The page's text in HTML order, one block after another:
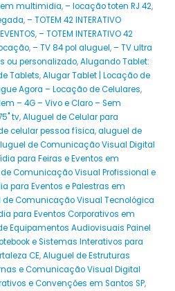
multimidia,– locação toten RJ 42,
,– TOTEM 42 INTERATIVO
,– TOTEM INTERATIVO 42
,– TV 84 pol aluguel,– TV ultra
ou personalizado,Alugando Tablet:
Tablets,Alugar Tablet | Locação de
Agora – Locação de Celulares,
– 4G – Vivo e Claro – Sem
tv,Aluguel de Celular para
celular pessoa física,aluguel de
de Comunicação Visual Digital
para Feiras e Eventos em
Comunicação Visual Profissional e
para Eventos e Palestras em
de Comunicação Visual Tecnológica
para Eventos Corporativos em
Equipamentos Audiovisuais Painel
e Sistemas Interativos para
CE,Aluguel de Estruturas
e Comunicação Visual Digital
e Convenções em Santos SP,